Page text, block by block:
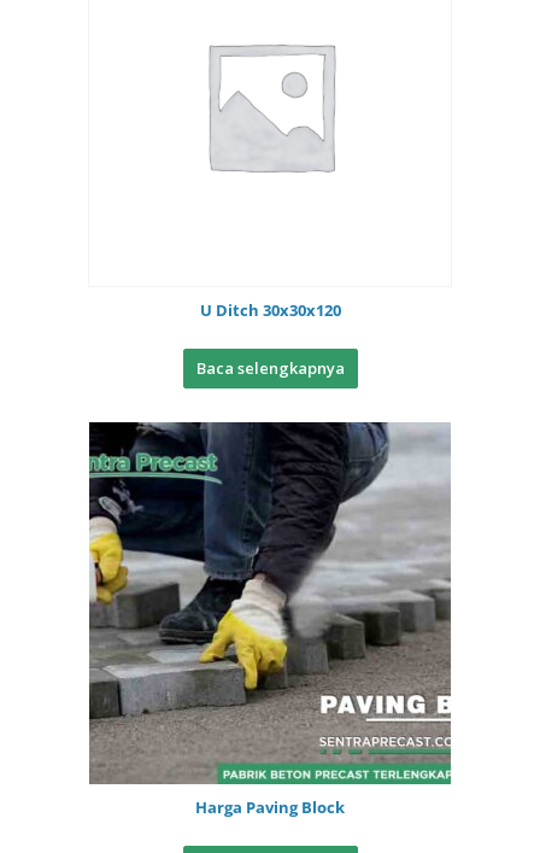
U Ditch 30x30x120
Baca selengkapnya
Harga Paving Block